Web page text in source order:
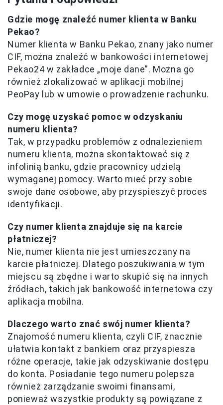
Gdzie mogę znaleźć numer klienta w Banku
Pekao?
Numer klienta w Banku Pekao, znany jako numer
CIF, można znaleźć w bankowości internetowej
Pekao24 w zakładce „moje dane”. Można go
również zlokalizować w aplikacji mobilnej
PeoPay lub w umowie o prowadzenie rachunku.
Czy mogę uzyskać pomoc w odzyskaniu
numeru klienta?
Tak, w przypadku problemów z odnalezieniem
numeru klienta, można skontaktować się z
infolinią banku, gdzie pracownicy udzielą
wymaganej pomocy. Warto mieć przy sobie
swoje dane osobowe, aby przyspieszyć proces
identyfikacji.
Czy numer klienta znajduje się na karcie
płatniczej?
Nie, numer klienta nie jest umieszczany na
karcie płatniczej. Dlatego poszukiwania w tym
miejscu są zbędne i warto skupić się na innych
źródłach, takich jak bankowość internetowa czy
aplikacja mobilna.
Dlaczego warto znać swój numer klienta?
Znajomość numeru klienta, czyli CIF, znacznie
ułatwia kontakt z bankiem oraz przyspiesza
różne operacje, takie jak odzyskiwanie dostępu
do konta. Posiadanie tego numeru polepsza
również zarządzanie swoimi finansami,
ponieważ wszystkie produkty są powiązane z